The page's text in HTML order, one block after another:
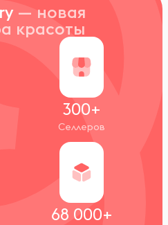
— новая
красоты
300+
Селлеров
68 000+